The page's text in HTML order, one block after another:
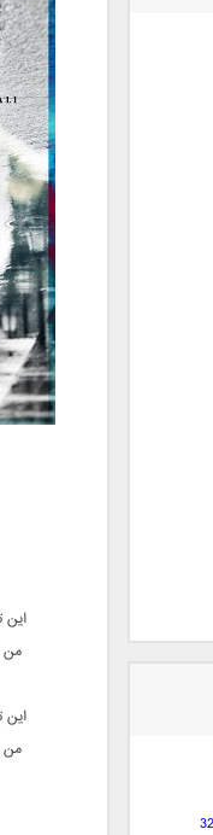
این
من
این
من